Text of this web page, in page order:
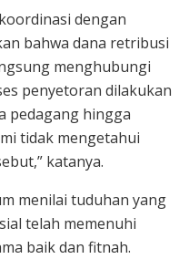
dengan
bahwa dana retribusi
menghubungi
penyetoran dilakukan
pedagang hingga
tidak mengetahui
katanya.
menilai tuduhan yang
telah memenuhi
baik dan fitnah.